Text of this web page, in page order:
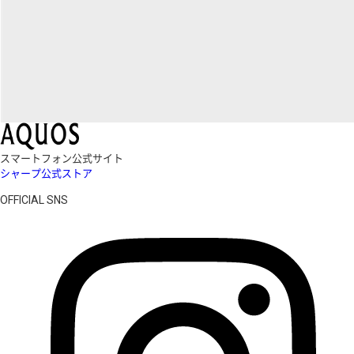
スマートフォン公式サイト
シャープ公式ストア
OFFICIAL SNS